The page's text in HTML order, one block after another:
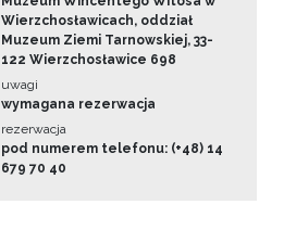
Wierzchosławicach, oddział
Muzeum Ziemi Tarnowskiej, 33-
122 Wierzchosławice 698
uwagi
wymagana rezerwacja
rezerwacja
pod numerem telefonu: (+48) 14
679 70 40